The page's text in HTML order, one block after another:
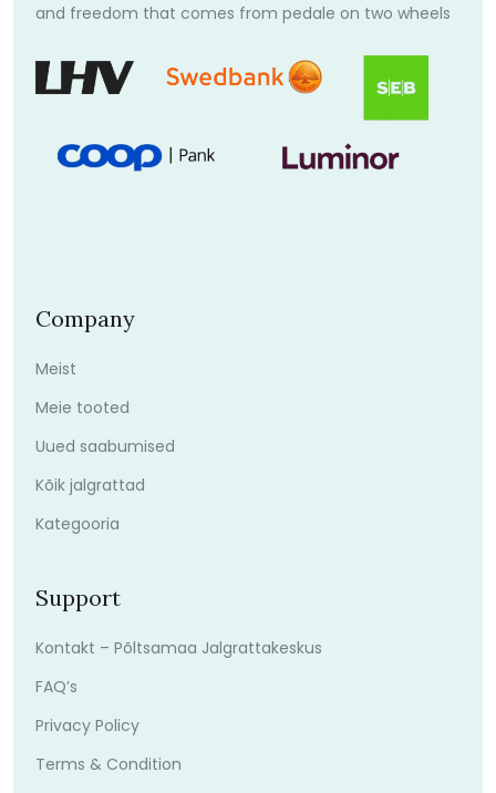
and freedom that comes from pedale on two wheels
Company
Meist
Meie tooted
Uued saabumised
Kõik jalgrattad
Kategooria
Support
Kontakt – Põltsamaa Jalgrattakeskus
FAQ’s
Privacy Policy
Terms & Condition